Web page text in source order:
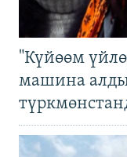
"Күйөөм
машина